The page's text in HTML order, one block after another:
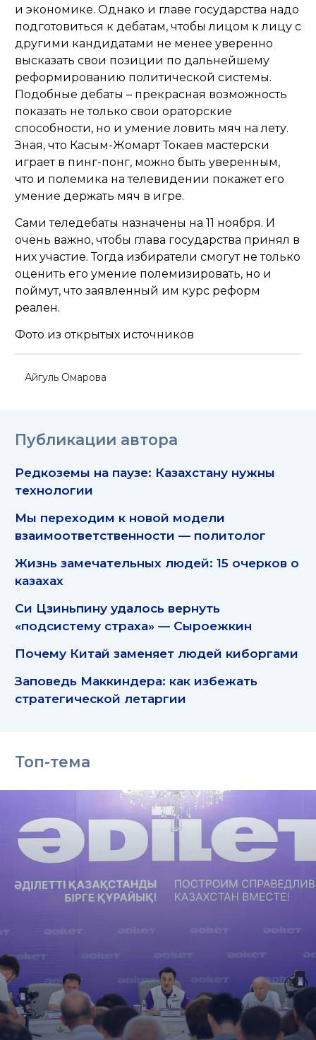
и экономике. Однако и главе государства надо
подготовиться к дебатам, чтобы лицом к лицу с
другими кандидатами не менее уверенно
высказать свои позиции по дальнейшему
реформированию политической системы.
Подобные дебаты – прекрасная возможность
показать не только свои ораторские
способности, но и умение ловить мяч на лету.
Зная, что Касым-Жомарт Токаев мастерски
играет в пинг-понг, можно быть уверенным,
что и полемика на телевидении покажет его
умение держать мяч в игре.
Сами теледебаты назначены на 11 ноября. И
очень важно, чтобы глава государства принял в
них участие. Тогда избиратели смогут не только
оценить его умение полемизировать, но и
поймут, что заявленный им курс реформ
реален.
Фото из открытых источников
Айгуль Омарова
Публикации автора
Редкоземы на паузе: Казахстану нужны
технологии
Мы переходим к новой модели
взаимоответственности — политолог
Жизнь замечательных людей: 15 очерков о
казахах
Си Цзиньпину удалось вернуть
«подсистему страха» — Сыроежкин
Почему Китай заменяет людей киборгами
Заповедь Маккиндера: как избежать
стратегической летаргии
Топ-тема